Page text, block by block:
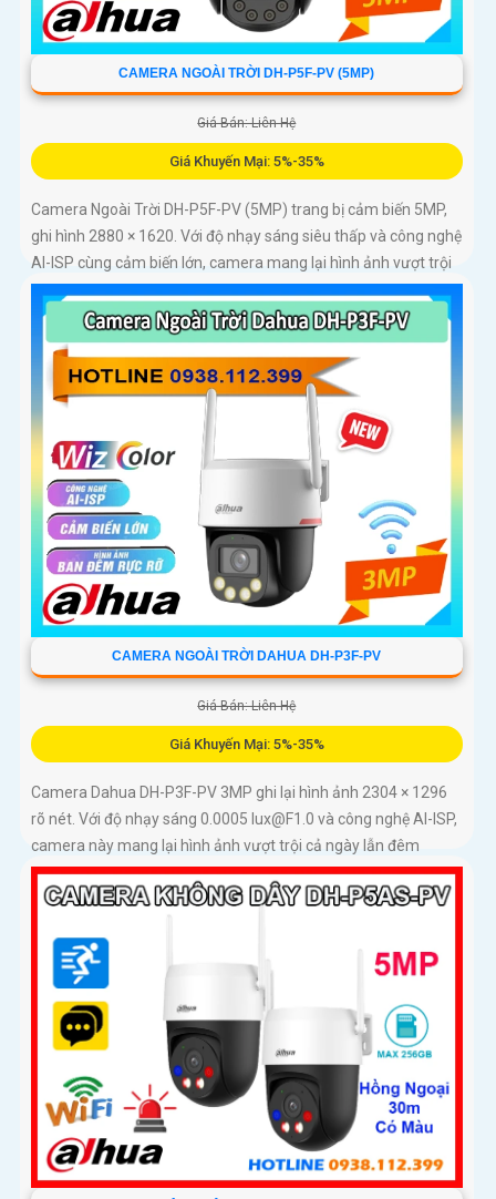
CAMERA NGOÀI TRỜI DH-P5F-PV (5MP)
Giá Bán: Liên Hệ
Giá Khuyến Mại: 5%-35%
Camera Ngoài Trời DH-P5F-PV (5MP) trang bị cảm biến 5MP,
ghi hình 2880 × 1620. Với độ nhạy sáng siêu thấp và công nghệ
AI-ISP cùng cảm biến lớn, camera mang lại hình ảnh vượt trội
cả ngày lẫn đêm
CAMERA NGOÀI TRỜI DAHUA DH-P3F-PV
Giá Bán: Liên Hệ
Giá Khuyến Mại: 5%-35%
Camera Dahua DH-P3F-PV 3MP ghi lại hình ảnh 2304 × 1296
rõ nét. Với độ nhạy sáng 0.0005 lux@F1.0 và công nghệ AI-ISP,
camera này mang lại hình ảnh vượt trội cả ngày lẫn đêm